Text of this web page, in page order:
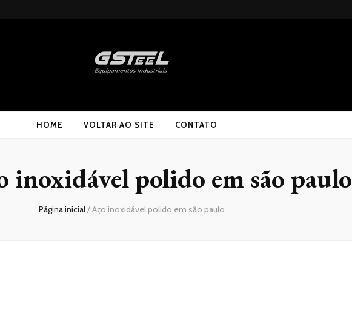
HOME VOLTAR AO SITE CONTATO
inoxidável polido em são paulo
Página inicial/Aço inoxidável polido em são paulo